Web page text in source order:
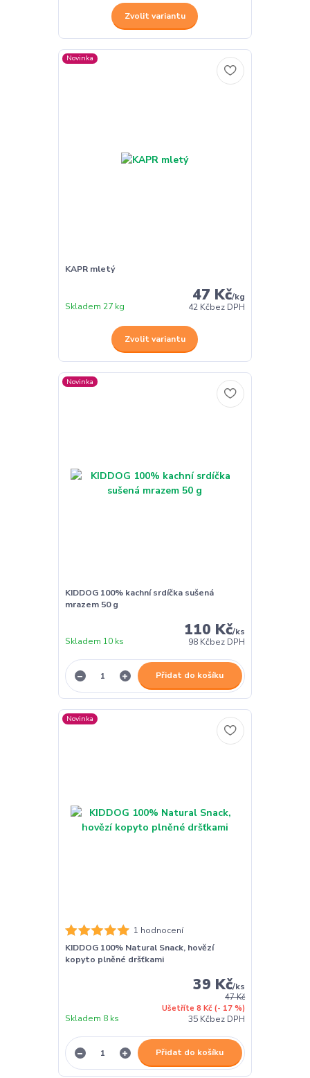
Zvolit variantu
Novinka
KAPR mletý
47 Kč/kg
42 Kčbez DPH
Skladem 27 kg
Zvolit variantu
Novinka
KIDDOG 100% kachní srdíčka sušená
mrazem 50 g
110 Kč/ks
98 Kčbez DPH
Skladem 10 ks
Přidat do košíku
Novinka
1 hodnocení
KIDDOG 100% Natural Snack, hovězí
kopyto plněné dršťkami
47 Kč
Ušetříte 8 Kč (- 17 %)
39 Kč/ks
35 Kčbez DPH
Skladem 8 ks
Přidat do košíku